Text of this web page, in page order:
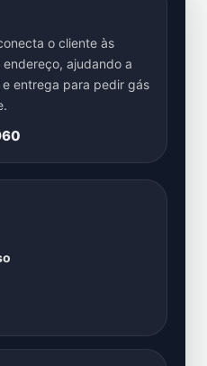
o cliente às
ajudando a
entrega para pedir gás